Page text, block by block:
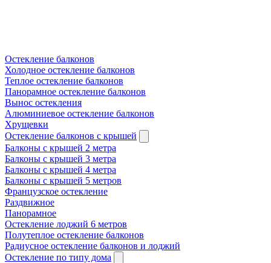
Остекление балконов
Холодное остекление балконов
Теплое остекление балконов
Панорамное остекление балконов
Вынос остекления
Алюминиевое остекление балконов
Хрущевки
Остекление балконов с крышей
Балконы с крышей 2 метра
Балконы с крышей 3 метра
Балконы с крышей 4 метра
Балконы с крышей 5 метров
Французское остекление
Раздвижное
Панорамное
Остекление лоджий 6 метров
Полутеплое остекление балконов
Радиусное остекление балконов и лоджий
Остекление по типу дома